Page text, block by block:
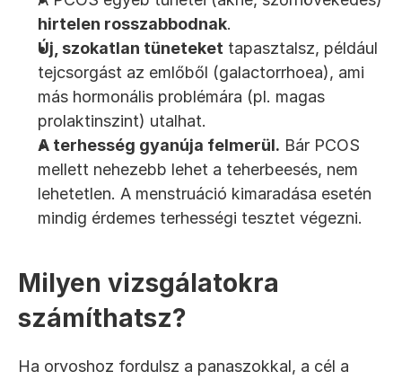
hirtelen rosszabbodnak.
Új, szokatlan tüneteket tapasztalsz, például
tejcsorgást az emlőből (galactorrhoea), ami
más hormonális problémára (pl. magas
prolaktinszint) utalhat.
A terhesség gyanúja felmerül. Bár PCOS
mellett nehezebb lehet a teherbeesés, nem
lehetetlen. A menstruáció kimaradása esetén
mindig érdemes terhességi tesztet végezni.
Milyen vizsgálatokra
számíthatsz?
Ha orvoshoz fordulsz a panaszokkal, a cél a